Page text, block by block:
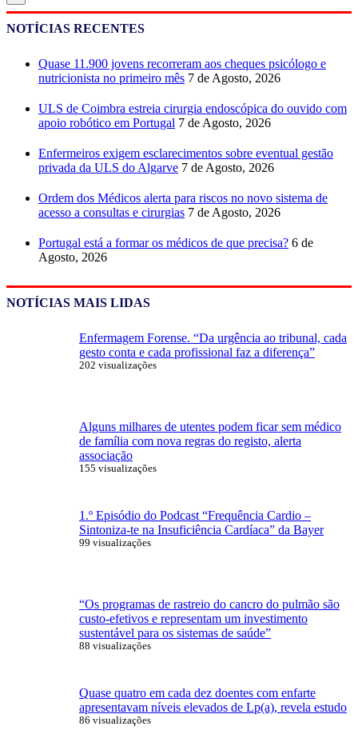
NOTÍCIAS RECENTES
Quase 11.900 jovens recorreram aos cheques psicólogo e
nutricionista no primeiro mês 7 de Agosto, 2026
ULS de Coimbra estreia cirurgia endoscópica do ouvido com
apoio robótico em Portugal 7 de Agosto, 2026
Enfermeiros exigem esclarecimentos sobre eventual gestão
privada da ULS do Algarve 7 de Agosto, 2026
Ordem dos Médicos alerta para riscos no novo sistema de
acesso a consultas e cirurgias 7 de Agosto, 2026
Portugal está a formar os médicos de que precisa? 6 de
Agosto, 2026
NOTÍCIAS MAIS LIDAS
Enfermagem Forense. “Da urgência ao tribunal, cada
gesto conta e cada profissional faz a diferença”
202 visualizações
Alguns milhares de utentes podem ficar sem médico
de família com nova regras do registo, alerta
associação
155 visualizações
1.º Episódio do Podcast “Frequência Cardio –
Sintoniza-te na Insuficiência Cardíaca” da Bayer
99 visualizações
“Os programas de rastreio do cancro do pulmão são
custo-efetivos e representam um investimento
sustentável para os sistemas de saúde”
88 visualizações
Quase quatro em cada dez doentes com enfarte
apresentavam níveis elevados de Lp(a), revela estudo
86 visualizações